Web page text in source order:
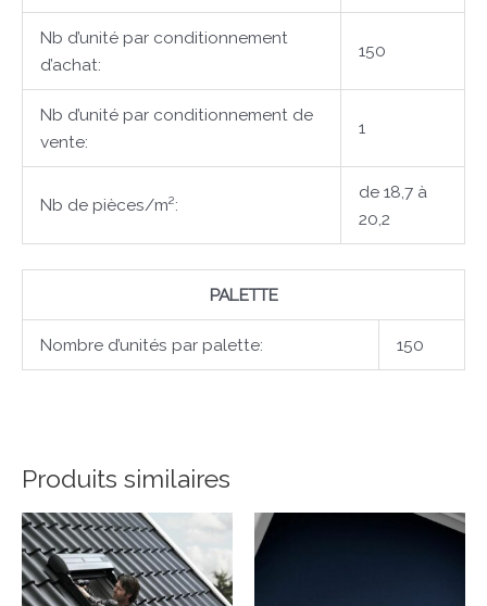
Nb d’unité par conditionnement
d’achat:
150
Nb d’unité par conditionnement de
vente:
1
Nb de pièces/m²:
de 18,7 à
20,2
PALETTE
Nombre d’unités par palette: 150
Produits similaires